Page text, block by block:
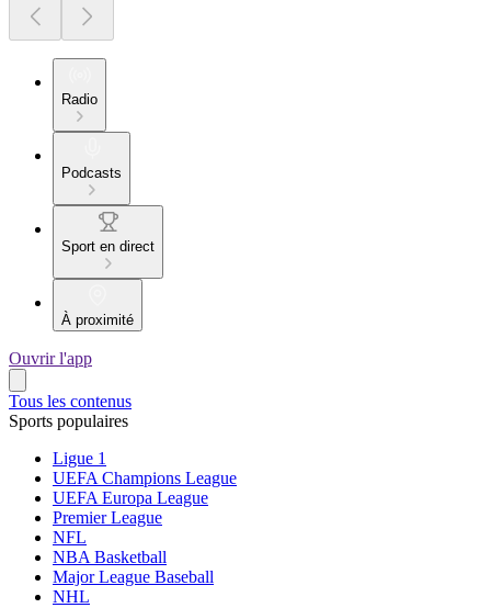
Radio
Podcasts
Sport en direct
À proximité
Ouvrir l'app
Tous les contenus
Sports populaires
Ligue 1
UEFA Champions League
UEFA Europa League
Premier League
NFL
NBA Basketball
Major League Baseball
NHL